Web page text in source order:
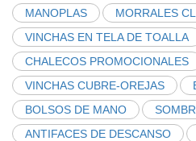
MANOPLAS
MORRALES
VINCHAS EN TELA DE TOALLA
CHALECOS PROMOCIONALES
VINCHAS CUBRE-OREJAS
BOLSOS DE MANO
ANTIFACES DE DESCANSO